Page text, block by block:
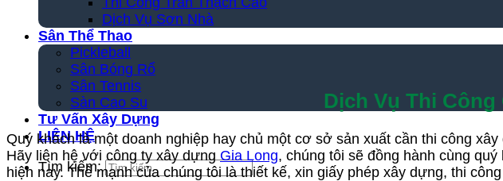
Dịch Vụ Sơn Nhà
Sân Thể Thao
Pickleball
Sân Bóng Rổ
Sân Tennis
Sàn Cao Su
Tư Vấn Xây Dựng
LIÊN HỆ
Tìm kiếm:
Dịch Vụ Thi
Quý khách là một doanh nghiệp hay chủ một cơ sở sản xuất cần thi công
Hãy liên hệ với công ty xây dựng Gia Long, chúng tôi sẽ đồng hành cùng
hiện nay. Thế mạnh của chúng tôi là thiết kế, xin giấy phép xây dựng, thi